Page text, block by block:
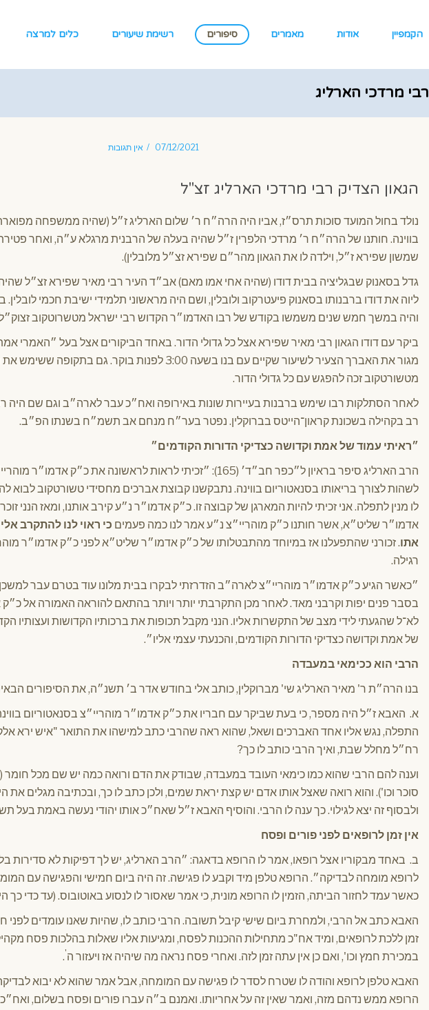
הקמפיין אודות מאמרים סיפורים רשימת שיעורים כלים למרצה
רבי מרדכי הארליג
07/12/2021 אין תגובות
הגאון הצדיק רבי מרדכי הארליג זצ"ל
נולד בחול המועד סוכות תרס״ז, אביו היה הרה״ח ר׳ שלום הארליג ז״ל (שהיה ממשפחה
בווינה. חותנו של הרה״ח ר׳ מרדכי הלפרין ז״ל שהיה בעלה של הרבנית מרגלא ע״ה, ואחר
שמשון שפירא ז״ל, וילדה לו את הגאון מהר״ם שפירא זצ״ל מלובלין).
גדל בסאנוק שבגליציה בבית דודו (שהיה אחי אמו מאם) אב״ד העיר רבי מאיר שפירא זצ״ל שהיה
ליוה את דודו ברבנותו בסאנוק פיעטרקוב ולובלין, ושם היה מראשוני תלמידי ישיבת חכמי
והיה במשך חמש שנים משמשו בקודש של רבו האדמו״ר הקדוש רבי ישראל מטשרוטקוב
ביקר עם דודו הגאון רבי מאיר שפירא אצל כל גדולי הדור. באחד הביקורים אצל בעל ״האמרי
מגור את האברך הצעיר לשיעור שקיים עם בנו בשעה 3:00 לפנות בוקר. גם
מטשורטקוב זכה להפגש עם כל גדולי הדור.
לאחר הסתלקות רבו שימש ברבנות בעיירות שונות באירופה ואח״כ עבר לארה״ב וגם שם היה
רב בקהילה בשכונת קראון־הייטס בברוקלין. נפטר בער״ח מנחם אב תשמ״ח בשנתו הפ״ב.
״ראיתי עמוד של אמת וקדושה כצדיקי הדורות הקודמים״
הרב הארליג סיפר בראיון ל״כפר חב״ד׳ (165): ״זכיתי לראות לראשונה את כ״ק
לשהות לצורך בריאותו בסנאטוריום בווינה. נתבקשנו קבוצת אברכים מחסידי טשורטקוב לבוא
לו מנין לתפלה. אני זכיתי להיות המארגן של קבוצה זו. כ״ק אדמו״ר נ״ע קירב אותנו, ומאז הנני
אדמו״ר שליט״א, אשר חותנו כ״ק מוהריי״צ נ״ע אמר לנו כמה פעמים כי ראוי לנו להתקרב
אתו. זכורני שהתפעלנו אז במיוחד מהתבטלותו של כ״ק אדמו״ר שליט״א לפני כ״ק אדמו״ר
רגילה.
״כאשר הגיע כ״ק אדמו״ר מוהריי״צ לארה״ב הזדרזתי לבקרו בבית מלונו עוד בטרם עבר למשכן
בסבר פנים יפות וקרבני מאד. לאחר מכן התקרבתי יותר ויותר בהתאם להוראה האמורה אל
לא־ל שהגעתי לידי מצב של התקשרות אליו. הנני מקבל תכופות את ברכותיו הקדושות ועצותיו
של אמת וקדושה כצדיקי הדורות הקודמים, והכנעתי עצמי אליו״.
הרבי הוא ככימאי במעבדה
בנו הרה״ת ר' מאיר הארליג שי' מברוקלין, כותב אלי בחודש אדר ב׳ תשנ״ה, את הסיפורים
א. האבא ז״ל היה מספר, כי בעת שביקר עם חבריו את כ״ק אדמו״ר מוהריי״צ בסנאטוריום
התפלה, נגש אליו אחד האברכים ושאל, שהוא ראה שהרבי כתב למישהו את התואר "איש ירא
רח״ל מחלל שבת, ואיך הרבי כותב לו כך?
וענה להם הרבי שהוא כמו כימאי העובד במעבדה, שבודק את הדם ורואה כמה יש שם מכל חומר
סוכר וכו'). והוא רואה שאצל אותו אדם יש קצת יראת שמים, ולכן כתב לו כך, ובכתיבה מגלים
ולבסוף זה יצא לגילוי. כך ענה לו הרבי. והוסיף האבא ז״ל שאח״כ אותו יהודי נעשה באמת בעל
אין זמן לרופאים לפני פורים ופסח
ב. באחד מבקוריו אצל רופאו, אמר לו הרופא בדאגה: ״הרב הארליג, יש לך דפיקות לא סדירות
לרופא מומחה לבדיקה״. הרופא טלפן מיד וקבע לו פגישה. זה היה ביום חמישי והפגישה עם
כאשר עמד לחזור הביתה, הזמין לו הרופא מונית, כי אמר שאסור לו לנסוע באוטובוס. (עד כדי כך
האבא כתב אל הרבי, ולמחרת ביום שישי קיבל תשובה. הרבי כותב לו, שהיות שאנו עומדים לפני
זמן ללכת לרופאים, ומיד אח"כ מתחילות ההכנות לפסח, ומגיעות אליו שאלות בהלכות פסח
במכירת חמץ וכו', ואם כן אין עתה זמן לזה. ואחרי פסח נראה מה שיהיה אז ויעזור ה'
.
האבא טלפן לרופא והודה לו שטרח לסדר לו פגישה עם המומחה, אבל אמר שהוא לא יבוא לבדיקה
הרופא ממש נדהם מזה, ואמר שאין זה על אחריותו. ואמנם ב״ה עברו פורים ופסח בשלום,